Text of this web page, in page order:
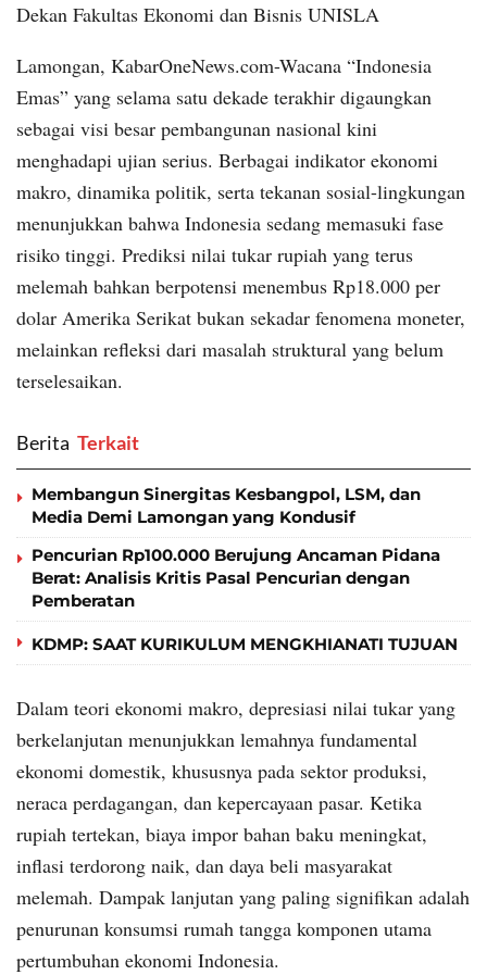
Dekan Fakultas Ekonomi dan Bisnis UNISLA
Lamongan, KabarOneNews.com-Wacana “Indonesia
Emas” yang selama satu dekade terakhir digaungkan
sebagai visi besar pembangunan nasional kini
menghadapi ujian serius. Berbagai indikator ekonomi
makro, dinamika politik, serta tekanan sosial-lingkungan
menunjukkan bahwa Indonesia sedang memasuki fase
risiko tinggi. Prediksi nilai tukar rupiah yang terus
melemah bahkan berpotensi menembus Rp18.000 per
dolar Amerika Serikat bukan sekadar fenomena moneter,
melainkan refleksi dari masalah struktural yang belum
terselesaikan.
Berita ‎ Terkait
Membangun Sinergitas Kesbangpol, LSM, dan
Media Demi Lamongan yang Kondusif
Pencurian Rp100.000 Berujung Ancaman Pidana
Berat: Analisis Kritis Pasal Pencurian dengan
Pemberatan
KDMP: SAAT KURIKULUM MENGKHIANATI TUJUAN
Dalam teori ekonomi makro, depresiasi nilai tukar yang
berkelanjutan menunjukkan lemahnya fundamental
ekonomi domestik, khususnya pada sektor produksi,
neraca perdagangan, dan kepercayaan pasar. Ketika
rupiah tertekan, biaya impor bahan baku meningkat,
inflasi terdorong naik, dan daya beli masyarakat
melemah. Dampak lanjutan yang paling signifikan adalah
penurunan konsumsi rumah tangga komponen utama
pertumbuhan ekonomi Indonesia.